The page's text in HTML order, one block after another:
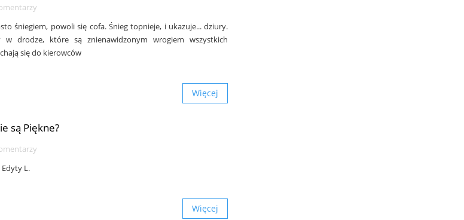
śniegiem, powoli się cofa. Śnieg topnieje, i ukazuje... dziury.
w drodze, które są znienawidzonym wrogiem wszystkich
się do kierowców
Więcej
są Piękne?
L.
Więcej